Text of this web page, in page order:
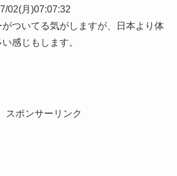
02(月)07:07:32
ついてる気がしますが、日本より体
感じもします。
スポンサーリンク